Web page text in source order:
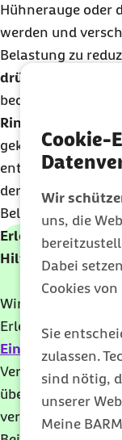
Cookie-
Wir
uns, die
Dabei
Cookies
Sie
zulassen.
sind nötig,
unserer
Meine
Hühnerauge oder
werden und
Belastung zu
drückende Schuhe
bequemere
Ringförmige
geklebt werden,
entlasten.
der Zehen und
Belastungen
Erleichterung
Hilfsmittel
Wir sorgen dafür,
Erleichterung
Einlagen finden.
Vertragspartner
übernimmt die
vertragsärztlich